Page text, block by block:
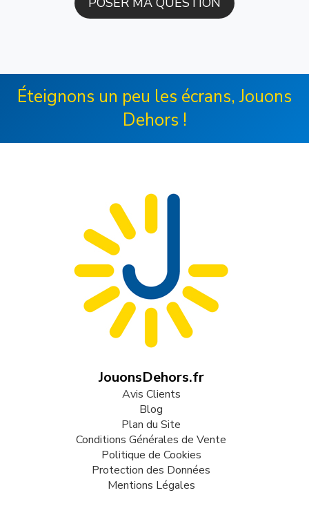
Éteignons un peu les écrans, Jouons
Dehors !
JouonsDehors.fr
Avis Clients
Blog
Plan du Site
Conditions Générales de Vente
Politique de Cookies
Protection des Données
Mentions Légales